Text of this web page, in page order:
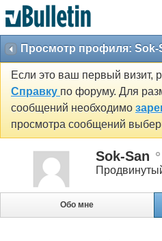
Просмотр профиля: Sok-
Если это ваш первый визит,
Справку по форуму. Для
сообщений необходимо
просмотра сообщений
Sok-San
Обо мне